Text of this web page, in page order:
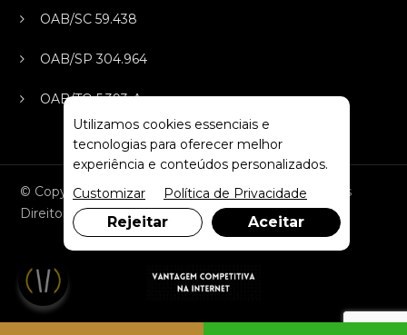
OAB/SC 59.438
OAB/SP 304.964
OAB/TO 5.393-A
© Copyright 2026. DIVIA Marketing Digital. Todos os
Direitos Reservados
Utilizamos cookies essenciais e
tecnologias para oferecer melhor
experiência e conteúdos personalizados.
Customizar
Política de Privacidade
Rejeitar Aceitar